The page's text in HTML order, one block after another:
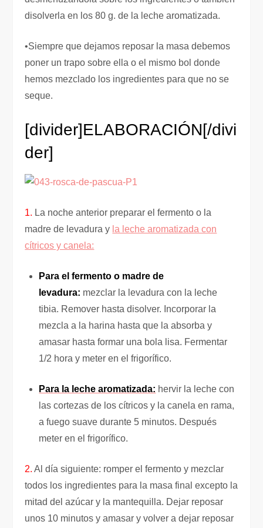
disolverla en los 80 g. de la leche aromatizada.
•Siempre que dejamos reposar la masa debemos
poner un trapo sobre ella o el mismo bol donde
hemos mezclado los ingredientes para que no se
seque.
[divider]ELABORACIÓN[/divi
der]
1. La noche anterior preparar el fermento o la
madre de levadura y la leche aromatizada con
cítricos y canela:
Para el fermento o madre de
levadura: mezclar la levadura con la leche
tibia. Remover hasta disolver. Incorporar la
mezcla a la harina hasta que la absorba y
amasar hasta formar una bola lisa. Fermentar
1/2 hora y meter en el frigorífico.
Para la leche aromatizada: hervir la leche con
las cortezas de los cítricos y la canela en rama,
a fuego suave durante 5 minutos. Después
meter en el frigorífico.
2. Al día siguiente: romper el fermento y mezclar
todos los ingredientes para la masa final excepto la
mitad del azúcar y la mantequilla. Dejar reposar
unos 10 minutos y amasar y volver a dejar reposar